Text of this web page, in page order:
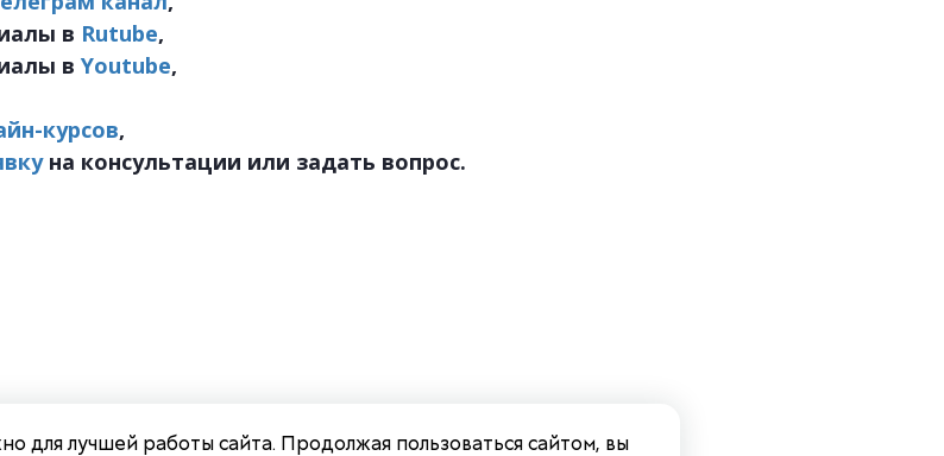
в Rutube,
в Youtube,
курсов,
на консультации или задать вопрос.
для лучшей работы сайта. Продолжая пользоваться сайтом, вы